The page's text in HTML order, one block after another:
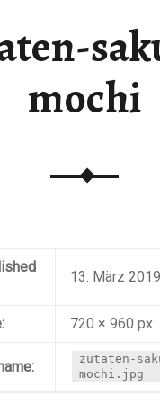
mochi
13. März 2019
720 × 960 px
zutaten-
mochi.jpg